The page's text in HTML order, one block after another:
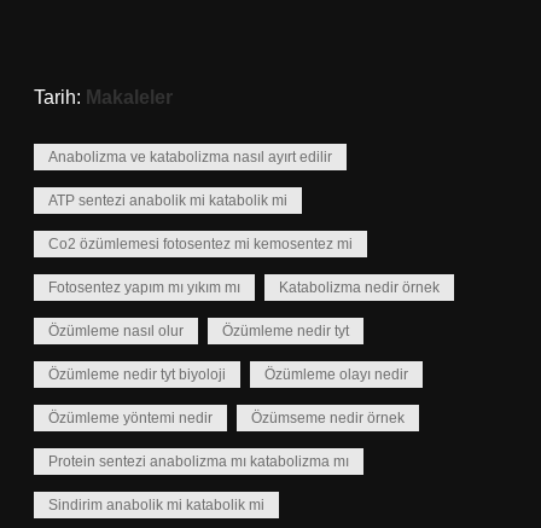
Tarih: Makaleler
Anabolizma ve katabolizma nasıl ayırt edilir
ATP sentezi anabolik mi katabolik mi
Co2 özümlemesi fotosentez mi kemosentez mi
Fotosentez yapım mı yıkım mı Katabolizma nedir örnek
Özümleme nasıl olur Özümleme nedir tyt
Özümleme nedir tyt biyoloji Özümleme olayı nedir
Özümleme yöntemi nedir Özümseme nedir örnek
Protein sentezi anabolizma mı katabolizma mı
Sindirim anabolik mi katabolik mi